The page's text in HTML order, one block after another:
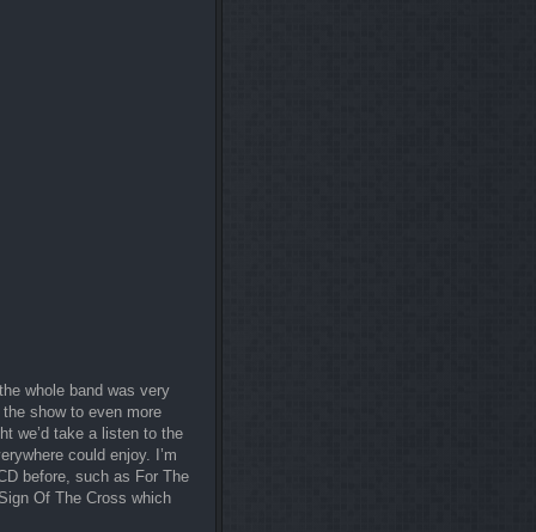
whole band was very
show to even more
we’d take a listen to the
could enjoy. I’m
before, such as For The
Of The Cross which